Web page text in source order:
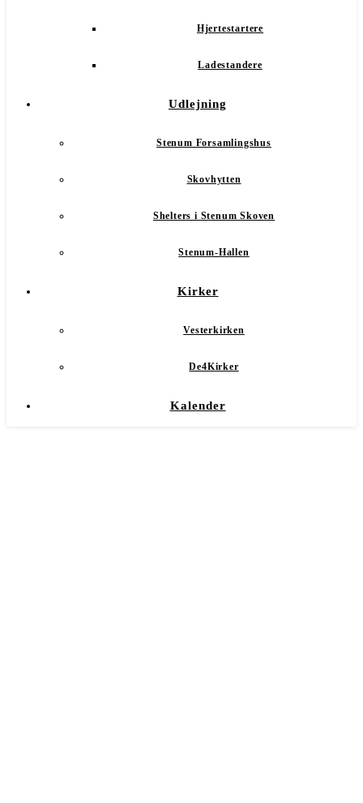
Hjertestartere
Ladestandere
Udlejning
Stenum Forsamlingshus
Skovhytten
Shelters i Stenum Skoven
Stenum-Hallen
Kirker
Vesterkirken
De4Kirker
Kalender